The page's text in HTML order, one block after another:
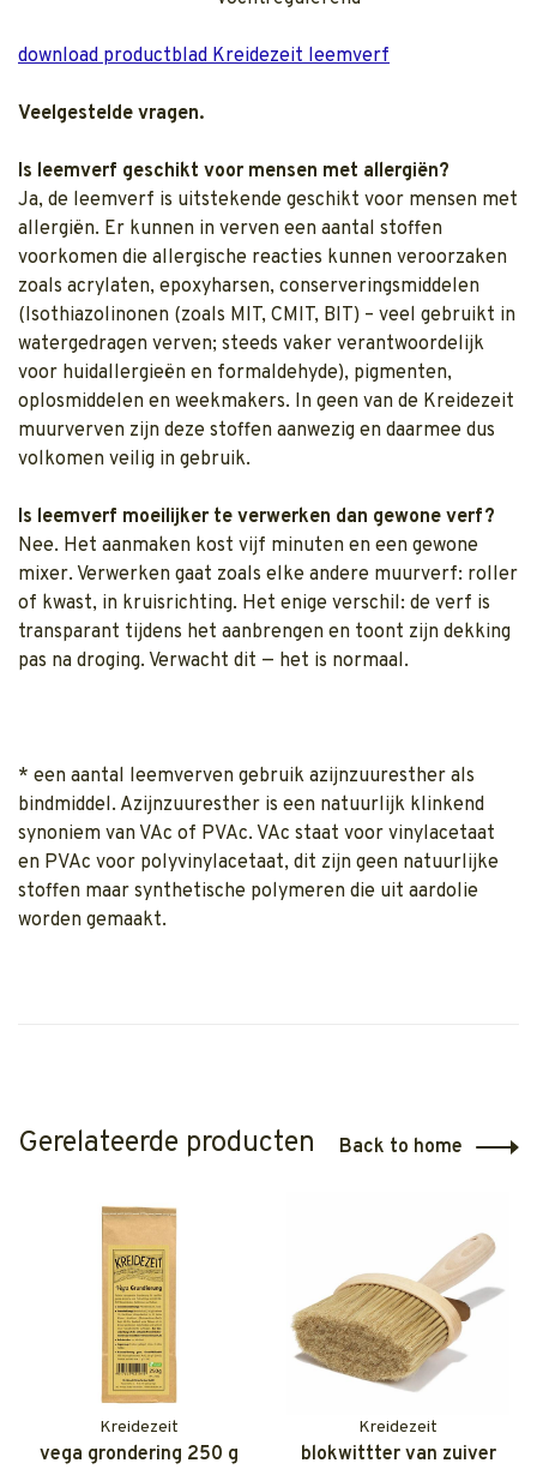
download productblad Kreidezeit leemverf
Veelgestelde vragen.
Is leemverf geschikt voor mensen met allergiën?
Ja, de leemverf is uitstekende geschikt voor mensen met
allergiën. Er kunnen in verven een aantal stoffen
voorkomen die allergische reacties kunnen veroorzaken
zoals acrylaten, epoxyharsen, conserveringsmiddelen
(Isothiazolinonen (zoals MIT, CMIT, BIT) – veel gebruikt in
watergedragen verven; steeds vaker verantwoordelijk
voor huidallergieën en formaldehyde), pigmenten,
oplosmiddelen en weekmakers. In geen van de Kreidezeit
muurverven zijn deze stoffen aanwezig en daarmee dus
volkomen veilig in gebruik.
Is leemverf moeilijker te verwerken dan gewone verf?
Nee. Het aanmaken kost vijf minuten en een gewone
mixer. Verwerken gaat zoals elke andere muurverf: roller
of kwast, in kruisrichting. Het enige verschil: de verf is
transparant tijdens het aanbrengen en toont zijn dekking
pas na droging. Verwacht dit — het is normaal.
* een aantal leemverven gebruik azijnzuuresther als
bindmiddel. Azijnzuuresther is een natuurlijk klinkend
synoniem van VAc of PVAc. VAc staat voor vinylacetaat
en PVAc voor polyvinylacetaat, dit zijn geen natuurlijke
stoffen maar synthetische polymeren die uit aardolie
worden gemaakt.
Gerelateerde producten Back to home
Kreidezeit
vega grondering 250 g
Kreidezeit
blokwittter van zuiver